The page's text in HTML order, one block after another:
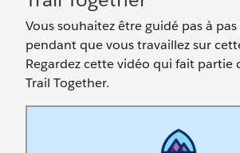
Vous souhaitez être guidé pas à
pendant que vous travaillez sur
Regardez cette vidéo qui fait partie
Trail Together.